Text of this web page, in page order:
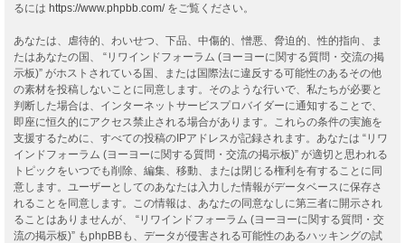
るには https://www.phpbb.com/をご覧ください。
あなたは、虐待的、わいせつ、下品、中傷的、憎悪、脅迫的、性的指向、ま
たはあなたの国、 “リワインドフォーラム (ヨーヨーに関する質問・交流の掲
示板)” がホストされている国、または国際法に違反する可能性のあるその他
の素材を投稿しないことに同意します。そのような行いで、私たちが必要と
判断した場合は、インターネットサービスプロバイダーに通知することで、
即座に恒久的にアクセス禁止される場合があります。これらの条件の実施を
支援するために、すべての投稿のIPアドレスが記録されます。あなたは “リワ
インドフォーラム (ヨーヨーに関する質問・交流の掲示板)” が適切と思われる
トピックをいつでも削除、編集、移動、または閉じる権利を有することに同
意します。ユーザーとしてのあなたは入力した情報がデータベースに保存さ
れることを同意します。この情報は、あなたの同意なしに第三者に開示され
ることはありませんが、 “リワインドフォーラム (ヨーヨーに関する質問・交
流の掲示板)” もphpBBも、データが侵害される可能性のあるハッキングの試